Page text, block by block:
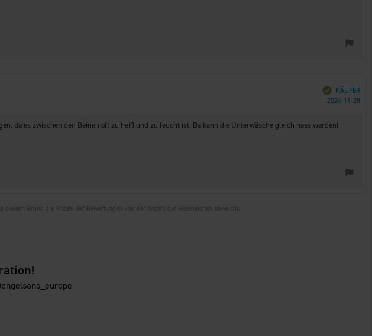
Verifiziert
KÄUFER
2024-11-28
da es zwischen den Beinen oft zu heiß und zu feucht ist. Da kann die Unterwäsche gleich nass werden!
diesem Grund die Anzahl der Bewertungen von der Anzahl der Rezensionen abweicht.